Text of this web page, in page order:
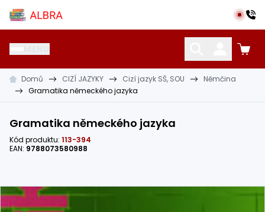
Přeskočit na hlavní obsah
Albra s.r.o.
KATALOG UČEBNIC CIZÍ JAZYKY
Domů CIZÍ JAZYKY Cizí jazyk SŠ, SOU
Němčina
Gramatika německého jazyka
Gramatika německého jazyka
Kód produktu: 113-394
EAN: 9788073580988